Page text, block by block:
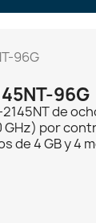
96G
96G
de
por
de 4 GB y 4